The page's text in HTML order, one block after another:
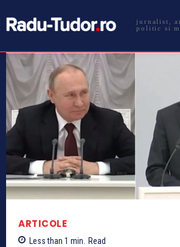
jurnalist,
politic si
ARTICOLE
Less than 1 min. Read